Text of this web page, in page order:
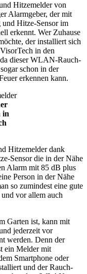
Hitzemelder von
Alarmgeber, der mit
Hitze-Sensor im
erkennt. Wer Zuhause
der installiert sich
in den
dieser WLAN-Rauch-
schon in der
erkennen kann.
in
Hitzemelder dank
Sensor die in der Nähe
Alarm mit 85 dB plus
Person in der Nähe
so zumindest eine gute
vor allem auch
Garten ist, kann mit
jederzeit vor
werden. Denn der
ein Melder mit
Smartphone oder
und der Rauch-